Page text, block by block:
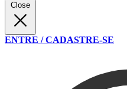
Close
ENTRE / CADASTRE-SE